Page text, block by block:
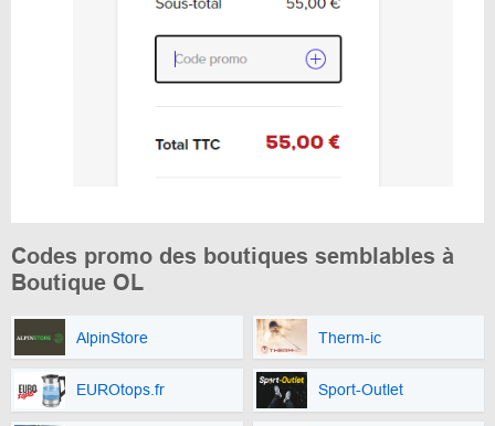
Codes promo des boutiques semblables à
Boutique OL
AlpinStore Therm-ic
EUROtops.fr Sport-Outlet